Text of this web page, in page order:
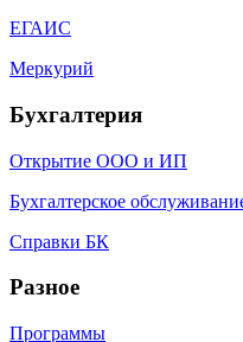
ЕГАИС
Меркурий
Бухгалтерия
Открытие ООО и ИП
Бухгалтерское
Справки БК
Разное
Программы